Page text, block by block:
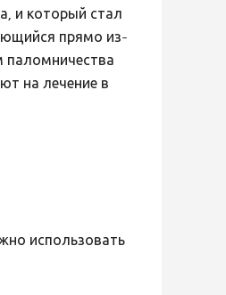
и который стал
прямо из-
паломничества
на лечение в
использовать